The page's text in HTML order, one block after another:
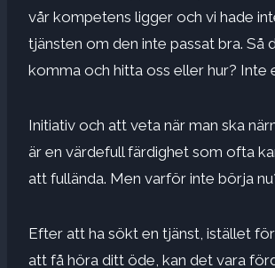
vår kompetens ligger och vi hade
tjänsten om den inte passat bra. Så
komma och hitta oss eller hur? Inte
Initiativ och att veta när man ska
är en värdefull färdighet som ofta
att fullända. Men varför inte börja
Efter att ha sökt en tjänst, istället
att få höra ditt öde, kan det vara